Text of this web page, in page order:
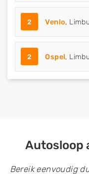
2 Venlo,
2 Ospel,
Autosloop
Bereik eenvoudig